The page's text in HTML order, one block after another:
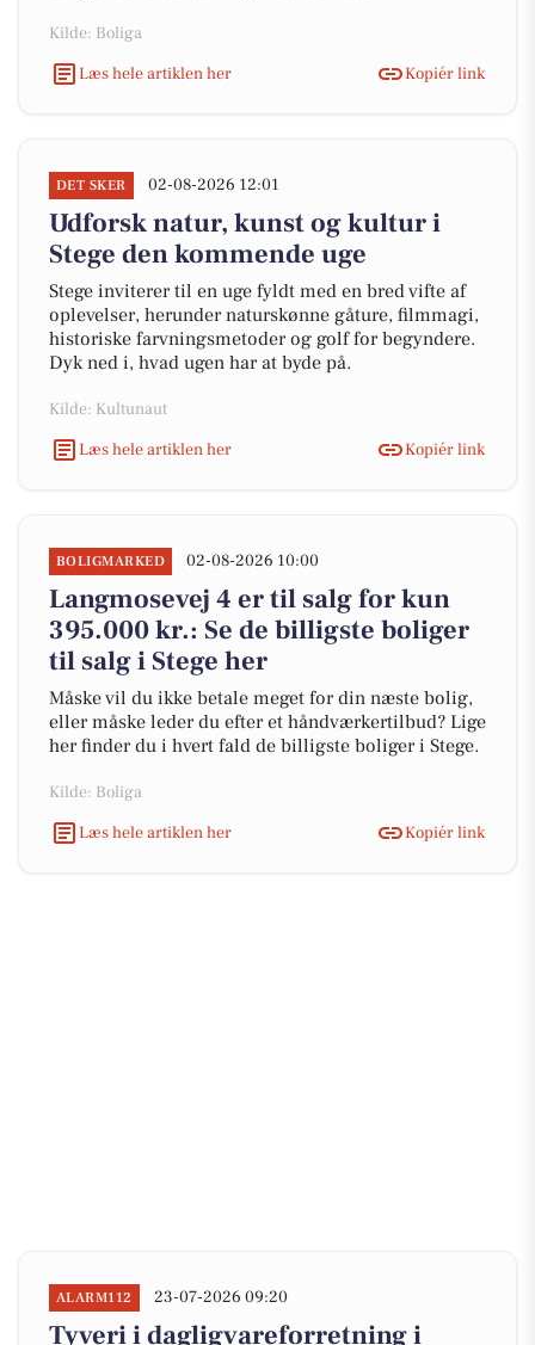
Kilde: Boliga
Læs hele artiklen her
Kopiér link
DET SKER 02-08-2026 12:01
Udforsk natur, kunst og kultur i
Stege den kommende uge
Stege inviterer til en uge fyldt med en bred vifte af
oplevelser, herunder naturskønne gåture, filmmagi,
historiske farvningsmetoder og golf for begyndere.
Dyk ned i, hvad ugen har at byde på.
Kilde: Kultunaut
Læs hele artiklen her
Kopiér link
BOLIGMARKED 02-08-2026 10:00
Langmosevej 4 er til salg for kun
395.000 kr.: Se de billigste boliger
til salg i Stege her
Måske vil du ikke betale meget for din næste bolig,
eller måske leder du efter et håndværkertilbud? Lige
her finder du i hvert fald de billigste boliger i Stege.
Kilde: Boliga
Læs hele artiklen her
Kopiér link
ALARM112 23-07-2026 09:20
Tyveri i dagligvareforretning i